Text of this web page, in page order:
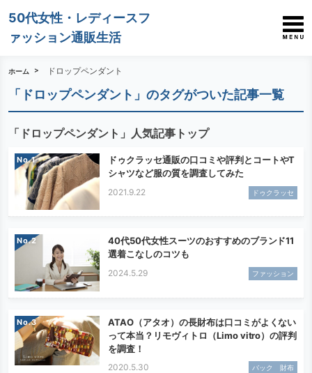
50代女性・レディースフ
ァッション通販生活
ホーム ドロップペンダント
「ドロップペンダント」のタグがついた記事一覧
「ドロップペンダント」人気記事トップ
No.
ドゥクラッセ通販の口コミや評判とコートやT
シャツなど服の質を調査してみた
2021.9.22 ドゥクラッセ
No.
40代50代女性スーツのおすすめのブランド11
選着こなしのコツも
2024.5.29 ファッション
No.
ATAO（アタオ）の長財布は口コミがよくない
って本当？リモヴィトロ（Limo vitro）の評判
を調査！
2020.5.30 バック 財布